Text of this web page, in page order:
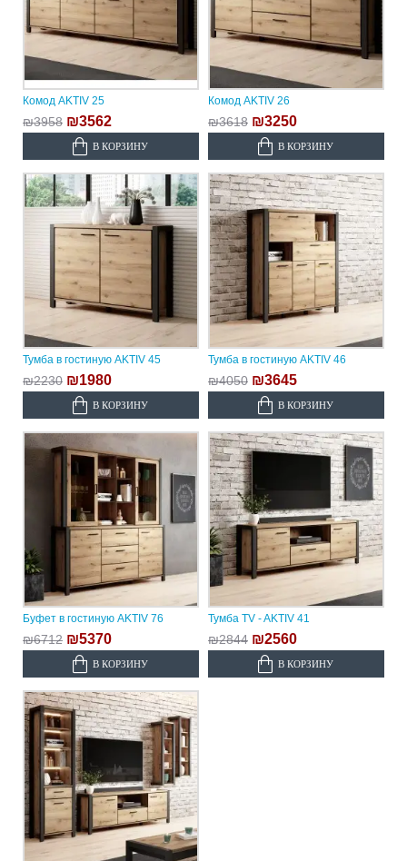
Комод AKTIV 25
₪3958 ₪3562
В КОРЗИНУ
Комод AKTIV 26
₪3618 ₪3250
В КОРЗИНУ
Тумба в гостиную AKTIV 45
₪2230 ₪1980
В КОРЗИНУ
Тумба в гостиную AKTIV 46
₪4050 ₪3645
В КОРЗИНУ
Буфет в гостиную AKTIV 76
₪6712 ₪5370
В КОРЗИНУ
Тумба TV - AKTIV 41
₪2844 ₪2560
В КОРЗИНУ